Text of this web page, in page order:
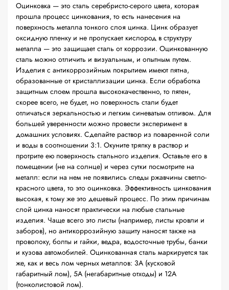
Оцинковка — это сталь серебристо-серого цвета, которая
прошла процесс цинкования, то есть нанесения на
поверхность металла тонкого слоя цинка. Цинк образует
оксидную пленку и не пропускает кислород в структуру
металла — это защищает сталь от коррозии. Оцинкованную
сталь можно отличить и визуальным, и опытным путем.
Изделия с антикоррозийным покрытием имеют пятна,
образованные от кристаллизации цинка. Если обработка
защитным слоем прошла высококачественно, то пятен,
скорее всего, не будет, но поверхность стали будет
отличаться зеркальностью и легким синеватым отливом. Для
большей уверенности можно провести эксперимент в
домашних условиях. Сделайте раствор из поваренной соли
и воды в соотношении 3:1. Окуните тряпку в раствор и
протрите ею поверхность стального изделия. Оставьте его в
помещении (не на солнце) и через сутки посмотрите на
металл: если на нем не появились следы ржавчины светло-
красного цвета, то это оцинковка. Эффективность цинкования
высокая, к тому же это дешевый процесс. По этим причинам
слой цинка наносят практически на любые стальные
изделия. Чаще всего это листы (например, листы кровли и
заборов), но антикоррозийную защиту наносят также на
проволоку, болты и гайки, ведра, водосточные трубы, банки
и кузова автомобилей. Оцинкованная сталь маркируется так
же, как и весь лом черных металлов: 3А (кусковой
габаритный лом), 5А (негабаритные отходы) и 12А
(тонколистовой лом).